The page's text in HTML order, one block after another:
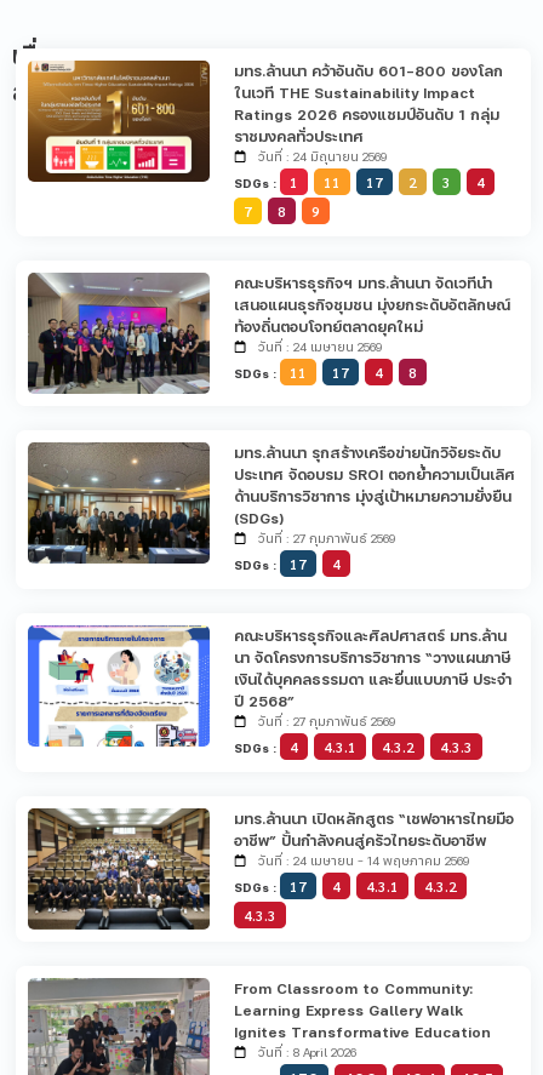
เรื่อง
ล่าสุด
มทร.ล้านนา คว้าอันดับ 601-800 ของโลก
ในเวที THE Sustainability Impact
Ratings 2026 ครองแชมป์อันดับ 1 กลุ่ม
ราชมงคลทั่วประเทศ
วันที่ : 24 มิถุนายน 2569
SDGs :
1 11 17 2 3
4
7
8 9
คณะบริหารธุรกิจฯ มทร.ล้านนา จัดเวทีนำ
เสนอแผนธุรกิจชุมชน มุ่งยกระดับอัตลักษณ์
ท้องถิ่นตอบโจทย์ตลาดยุคใหม่
วันที่ : 24 เมษายน 2569
SDGs :
11 17 4 8
มทร.ล้านนา รุกสร้างเครือข่ายนักวิจัยระดับ
ประเทศ จัดอบรม SROI ตอกย้ำความเป็นเลิศ
ด้านบริการวิชาการ มุ่งสู่เป้าหมายความยั่งยืน
(SDGs)
วันที่ : 27 กุมภาพันธ์ 2569
SDGs :
17 4
คณะบริหารธุรกิจและศิลปศาสตร์ มทร.ล้าน
นา จัดโครงการบริการวิชาการ “วางแผนภาษี
เงินได้บุคคลธรรมดา และยื่นแบบภาษี ประจำ
ปี 2568”
วันที่ : 27 กุมภาพันธ์ 2569
SDGs :
4 4.3.1 4.3.2 4.3.3
มทร.ล้านนา เปิดหลักสูตร “เชฟอาหารไทยมือ
อาชีพ” ปั้นกำลังคนสู่ครัวไทยระดับอาชีพ
วันที่ : 24 เมษายน - 14 พฤษภาคม 2569
SDGs :
17 4 4.3.1
4.3.2
4.3.3
From Classroom to Community:
Learning Express Gallery Walk
Ignites Transformative Education
วันที่ : 8 April 2026